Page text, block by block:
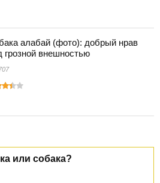
алабай (фото): добрый нрав
грозной внешностью
или собака?